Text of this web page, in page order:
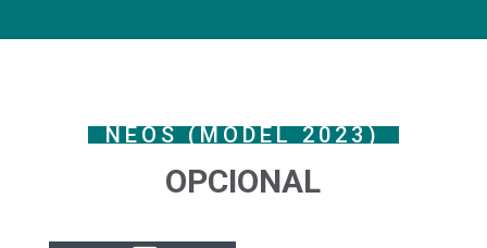
NEOS (MODEL 2023)
OPCIONAL